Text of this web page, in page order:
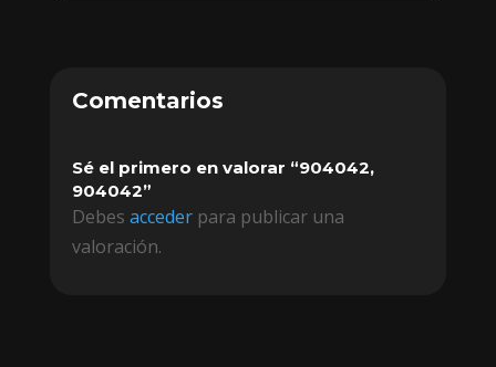
Comentarios
Sé el primero en valorar “904042,
904042”
Debes accederpara publicar una
valoración.